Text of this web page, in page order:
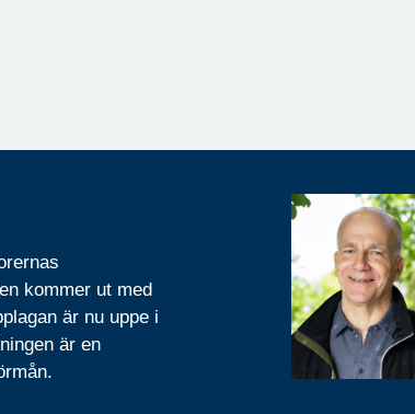
kommer ut med
är nu uppe i
är en